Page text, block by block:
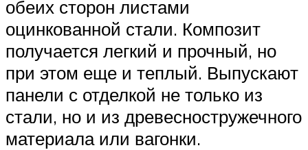
обеих сторон листами
оцинкованной стали. Композит
получается легкий и прочный, но
при этом еще и теплый. Выпускают
панели с отделкой не только из
стали, но и из древесностружечного
материала или вагонки.